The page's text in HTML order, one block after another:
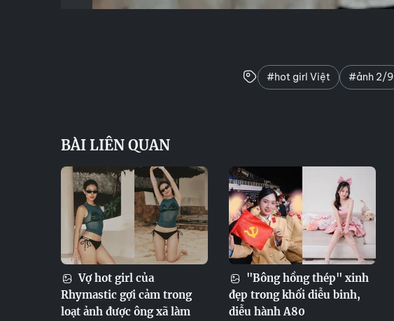
#hot girl Việt #ảnh 2/9
BÀI LIÊN QUAN
Vợ hot girl của
Rhymastic gợi cảm trong
loạt ảnh được ông xã làm
"Bông hồng thép" xinh
đẹp trong khối diễu binh,
diễu hành A80